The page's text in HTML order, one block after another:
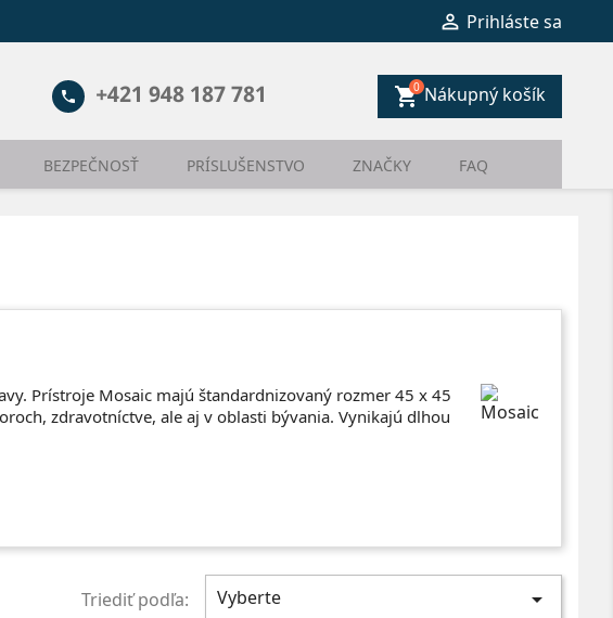
 Prihláste sa
shopping_cart Nákupný košík
0
phone +421 948 187 781
BEZPEČNOSŤ PRÍSLUŠENSTVO ZNAČKY FAQ
Prístroje Mosaic majú štandardnizovaný rozmer 45 x 45
zdravotníctve, ale aj v oblasti bývania. Vynikajú dlhou
Triediť podľa: Vyberte 